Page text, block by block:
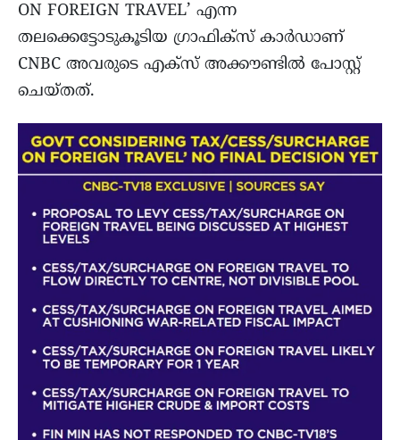
ON FOREIGN TRAVEL’ എന്ന
തലക്കെട്ടോടുകൂടിയ ഗ്രാഫിക്സ് കാർഡാണ്
CNBC അവരുടെ എക്സ് അക്കൗണ്ടിൽ പോസ്റ്റ്
ചെയ്തത്.